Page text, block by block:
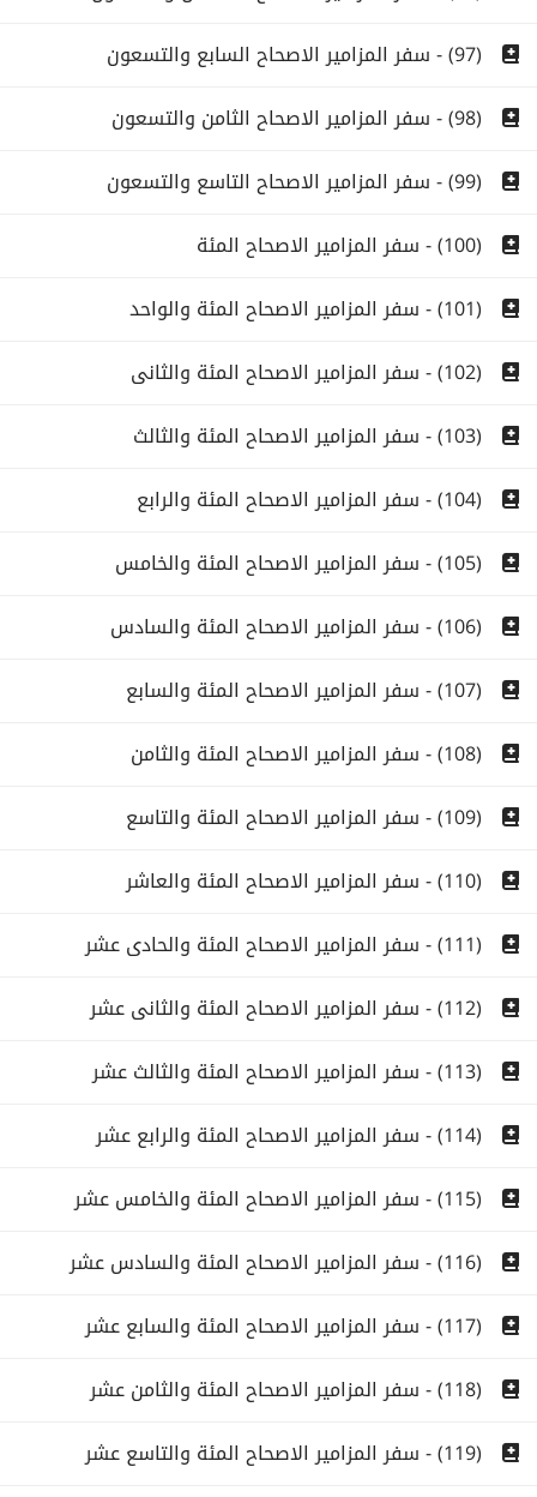
(97) - سفر المزامير الاصحاح السابع والتسعون
(98) - سفر المزامير الاصحاح الثامن والتسعون
(99) - سفر المزامير الاصحاح التاسع والتسعون
(100) - سفر المزامير الاصحاح المئة
(101) - سفر المزامير الاصحاح المئة والواحد
(102) - سفر المزامير الاصحاح المئة والثانى
(103) - سفر المزامير الاصحاح المئة والثالث
(104) - سفر المزامير الاصحاح المئة والرابع
(105) - سفر المزامير الاصحاح المئة والخامس
(106) - سفر المزامير الاصحاح المئة والسادس
(107) - سفر المزامير الاصحاح المئة والسابع
(108) - سفر المزامير الاصحاح المئة والثامن
(109) - سفر المزامير الاصحاح المئة والتاسع
(110) - سفر المزامير الاصحاح المئة والعاشر
(111) - سفر المزامير الاصحاح المئة والحادى عشر
(112) - سفر المزامير الاصحاح المئة والثانى عشر
(113) - سفر المزامير الاصحاح المئة والثالث عشر
(114) - سفر المزامير الاصحاح المئة والرابع عشر
(115) - سفر المزامير الاصحاح المئة والخامس عشر
(116) - سفر المزامير الاصحاح المئة والسادس عشر
(117) - سفر المزامير الاصحاح المئة والسابع عشر
(118) - سفر المزامير الاصحاح المئة والثامن عشر
(119) - سفر المزامير الاصحاح المئة والتاسع عشر